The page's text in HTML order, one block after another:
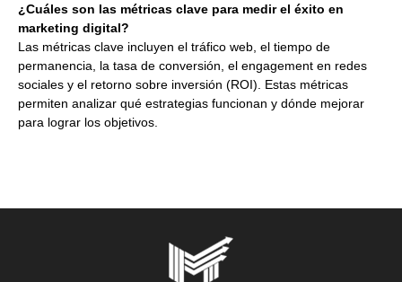
¿Cuáles son las métricas clave para medir el éxito en
marketing digital?
Las métricas clave incluyen el tráfico web, el tiempo de
permanencia, la tasa de conversión, el engagement en redes
sociales y el retorno sobre inversión (ROI). Estas métricas
permiten analizar qué estrategias funcionan y dónde mejorar
para lograr los objetivos.